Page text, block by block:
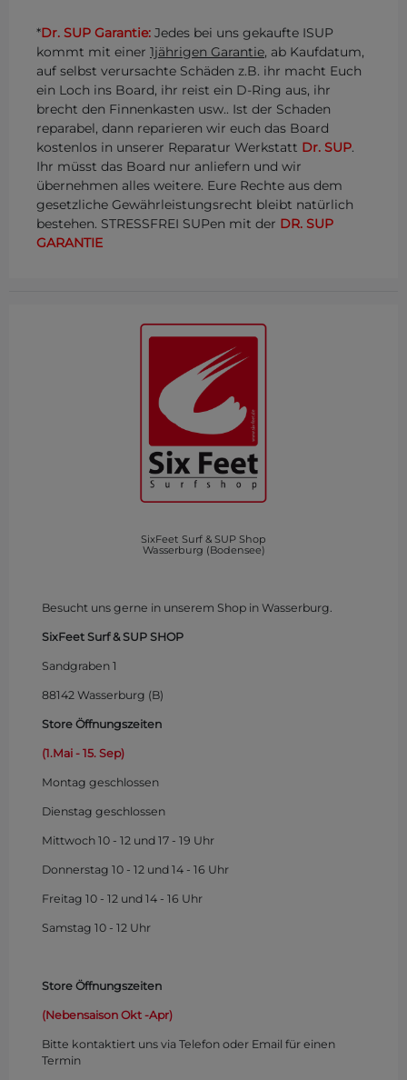
*Dr. SUP Garantie: Jedes bei uns gekaufte ISUP
kommt mit einer 1jährigen Garantie, ab Kaufdatum,
auf selbst verursachte Schäden z.B. ihr macht Euch
ein Loch ins Board, ihr reist ein D-Ring aus, ihr
brecht den Finnenkasten usw.. Ist der Schaden
reparabel, dann reparieren wir euch das Board
kostenlos in unserer Reparatur Werkstatt Dr. SUP.
Ihr müsst das Board nur anliefern und wir
übernehmen alles weitere. Eure Rechte aus dem
gesetzliche Gewährleistungsrecht bleibt natürlich
bestehen. STRESSFREI SUPen mit der DR. SUP
GARANTIE
SixFeet Surf & SUP Shop
Wasserburg (Bodensee)
Besucht uns gerne in unserem Shop in Wasserburg.
SixFeet Surf & SUP SHOP
Sandgraben 1
88142 Wasserburg (B)
Store Öffnungszeiten
(1.Mai - 15. Sep)
Montag geschlossen
Dienstag geschlossen
Mittwoch 10 - 12 und 17 - 19 Uhr
Donnerstag 10 - 12 und 14 - 16 Uhr
Freitag 10 - 12 und 14 - 16 Uhr
Samstag 10 - 12 Uhr
Store Öffnungszeiten
(Nebensaison Okt -Apr)
Bitte kontaktiert uns via Telefon oder Email für einen
Termin